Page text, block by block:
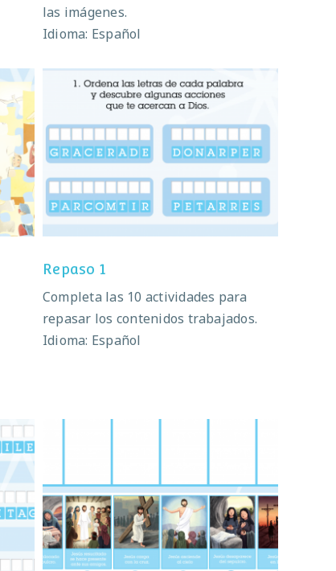
las imágenes.
Idioma: Español
Repaso 1
Repaso 1
Completa las 10 actividades para
repasar los contenidos trabajados.
Idioma: Español
Sacrificio de Jesús